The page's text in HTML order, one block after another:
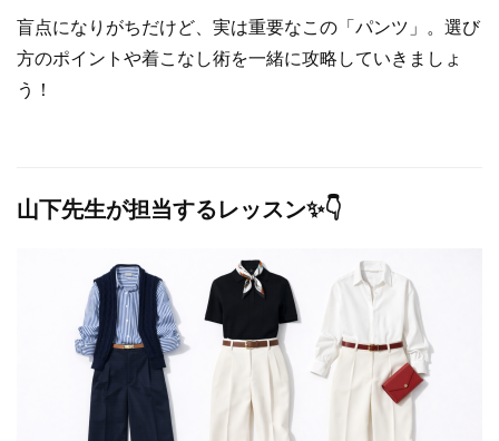
盲点になりがちだけど、実は重要なこの「パンツ」。選び
方のポイントや着こなし術を一緒に攻略していきましょ
う！
山下先生が担当するレッスン✨👇